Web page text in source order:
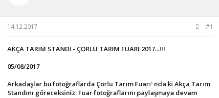
a
t
r
14.12.2017 #1
AKÇA TARIM STANDI - ÇORLU TARIM FUARI 2017...!!!
05/08/2017
Arkadaşlar bu fotoğraflarda Çorlu Tarım Fuarı' nda ki Akça Tarım
Standını göreceksiniz. Fuar fotoğraflarını paylaşmaya devam